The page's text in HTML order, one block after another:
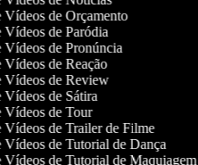
Vídeos de Orçamento
Vídeos de Paródia
Vídeos de Pronúncia
Vídeos de Reação
Vídeos de Review
Vídeos de Sátira
Vídeos de Tour
Vídeos de Trailer de Filme
Vídeos de Tutorial de Dança
Vídeos de Tutorial de Maquiagem